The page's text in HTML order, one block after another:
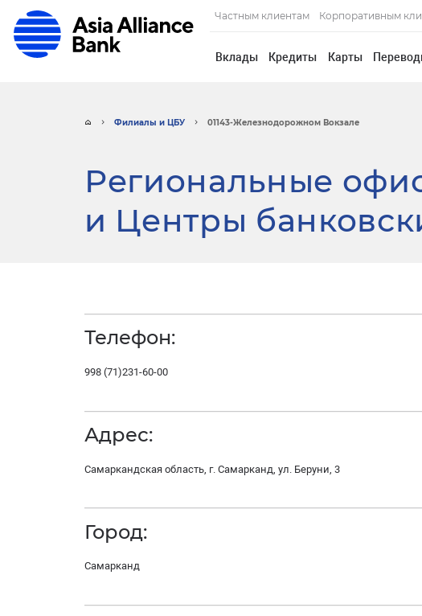
Частным клиентам Корпоративным
Вклады Кредиты Карты
Филиалы и ЦБУ 01143-Железнодорожном Вокзале
Региональные
и Центры
Телефон:
998 (71)231-60-00
Адрес:
Самаркандская область, г. Самарканд, ул. Беруни, 3
Город:
Самарканд